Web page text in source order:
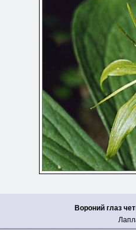
Вороний глаз